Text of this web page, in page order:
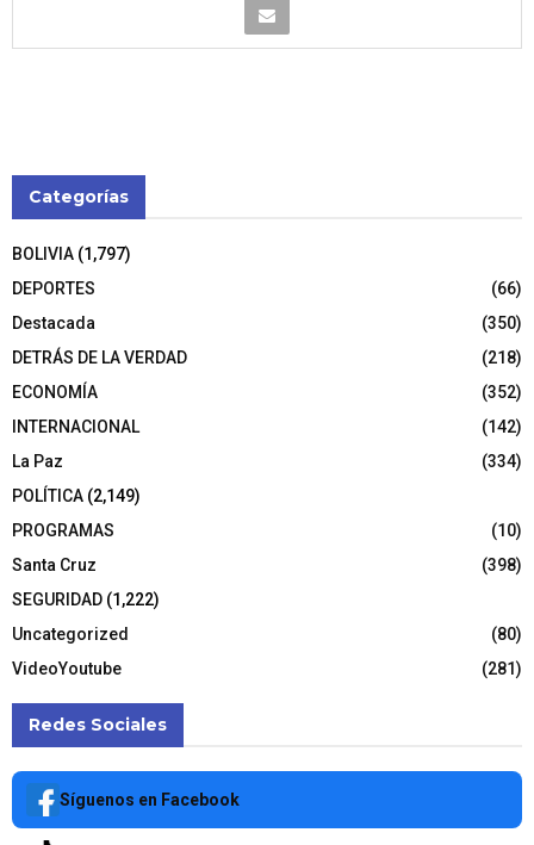
Categorías
BOLIVIA (1,797)
DEPORTES
(66)
Destacada
(350)
DETRÁS DE LA VERDAD
(218)
ECONOMÍA
(352)
INTERNACIONAL
(142)
La Paz
(334)
POLÍTICA (2,149)
PROGRAMAS
(10)
Santa Cruz
(398)
SEGURIDAD (1,222)
Uncategorized
(80)
VideoYoutube
(281)
Redes Sociales
Síguenos en Facebook